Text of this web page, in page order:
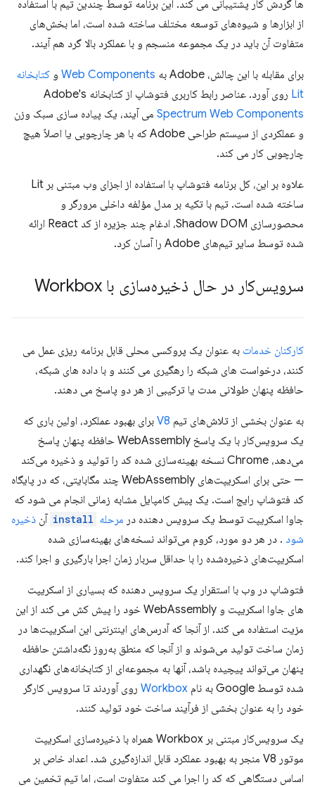
ها گردش کار پشتیبانی می کند. این برنامه توسط چندین تیم با استفاده
از ابزارها و شیوه‌های توسعه مختلف ساخته شده است، اما بخش‌های
متفاوت آن باید در یک مجموعه منسجم و با عملکرد بالا گرد هم آیند.
برای مقابله با این چالش، Adobe به Web Components و کتابخانه
Lit روی آورد. عناصر رابط کاربری فتوشاپ از کتابخانه Adobe's
Spectrum Web Components می آیند، یک پیاده سازی سبک وزن
و عملکردی از سیستم طراحی Adobe که با هر چارچوبی یا اصلاً هیچ
چارچوبی کار می کند.
علاوه بر این، کل برنامه فتوشاپ با استفاده از اجزای وب مبتنی بر Lit
ساخته شده است. تیم با تکیه بر مدل مؤلفه داخلی مرورگر و
محصورسازی Shadow DOM، ادغام چند جزیره از کد React ارائه
شده توسط سایر تیم‌های Adobe را آسان کرد.
سرویس‌کار در حال ذخیره‌سازی با Workbox
کارکنان خدمات به عنوان یک پروکسی محلی قابل برنامه ریزی عمل می
کنند، درخواست های شبکه را رهگیری می کنند و با داده های شبکه،
حافظه پنهان طولانی مدت یا ترکیبی از هر دو پاسخ می دهند.
به عنوان بخشی از تلاش‌های تیم V8 برای بهبود عملکرد، اولین باری که
یک سرویس‌کار با یک پاسخ WebAssembly حافظه پنهان پاسخ
می‌دهد، Chrome نسخه بهینه‌سازی شده کد را تولید و ذخیره می‌کند
— حتی برای اسکریپت‌های WebAssembly چند مگابایتی، که در پایگاه
کد فتوشاپ رایج است. یک پیش کامپایل مشابه زمانی انجام می شود که
جاوا اسکریپت توسط یک سرویس دهنده در مرحله install آن ذخیره
شود . در هر دو مورد، کروم می‌تواند نسخه‌های بهینه‌سازی شده
اسکریپت‌های ذخیره‌شده را با حداقل سربار زمان اجرا بارگیری و اجرا کند.
فتوشاپ در وب با استقرار یک سرویس دهنده که بسیاری از اسکریپت
های جاوا اسکریپت و WebAssembly خود را پیش کش می کند از این
مزیت استفاده می کند. از آنجا که آدرس‌های اینترنتی این اسکریپت‌ها در
زمان ساخت تولید می‌شوند و از آنجا که منطق به‌روز نگه‌داشتن حافظه
پنهان می‌تواند پیچیده باشد، آنها به مجموعه‌ای از کتابخانه‌های نگهداری
شده توسط Google به نام
Workbox روی آوردند تا سرویس کارگر
خود را به عنوان بخشی از فرآیند ساخت خود تولید کنند.
یک سرویس‌کار مبتنی بر Workbox همراه با ذخیره‌سازی اسکریپت
موتور V8 منجر به بهبود عملکرد قابل اندازه‌گیری شد. اعداد خاص بر
اساس دستگاهی که کد را اجرا می کند متفاوت است، اما تیم تخمین می